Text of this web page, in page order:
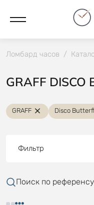
Ломбард часов /
GRAFF DISCO
GRAFF Disco
Фильтр
Поиск по референсу